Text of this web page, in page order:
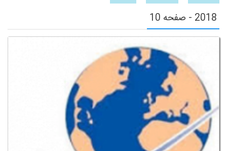
2018 - صفحه 10